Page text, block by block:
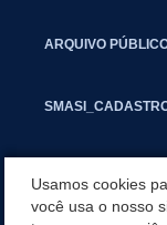
ARQUIVO
Usamos cookies
você usa o nosso